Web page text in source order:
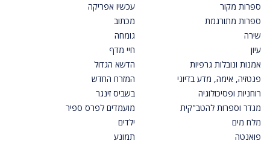
ספרות מקור
ספרות מתורגמת
שירה
עיון
אמנות ונובלות גרפיות
פנטזיה, אימה, מדע בדיוני
רוחניות ופסיכולוגיה
מגדר וספרות להטב"קית
מלח מים
פואנטה
עכשיו אפריקה
מכתוב
גומחה
חיי מדף
הדשא הגדול
המזרח החדש
בשביס זינגר
מועמדים לפרס ספיר
ילדים
תמונע